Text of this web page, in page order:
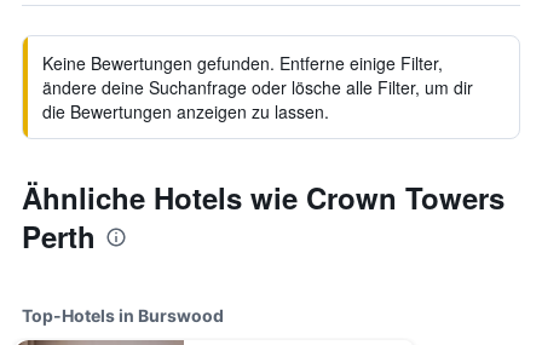
Keine Bewertungen gefunden. Entferne einige Filter,
ändere deine Suchanfrage oder lösche alle Filter, um dir
die Bewertungen anzeigen zu lassen.
Ähnliche Hotels wie Crown Towers
Perth
Top-Hotels in Burswood